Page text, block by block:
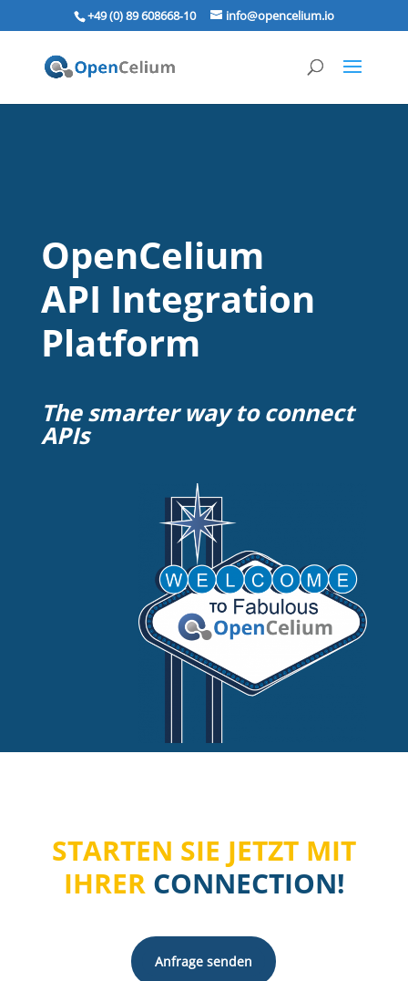
+49 (0) 89 608668‑10 info@opencelium.io
OpenCelium
API Integration
Platform
The smarter way to connect
APIs
STARTEN SIE JETZT MIT
IHRER CONNECTION!
Anfrage senden